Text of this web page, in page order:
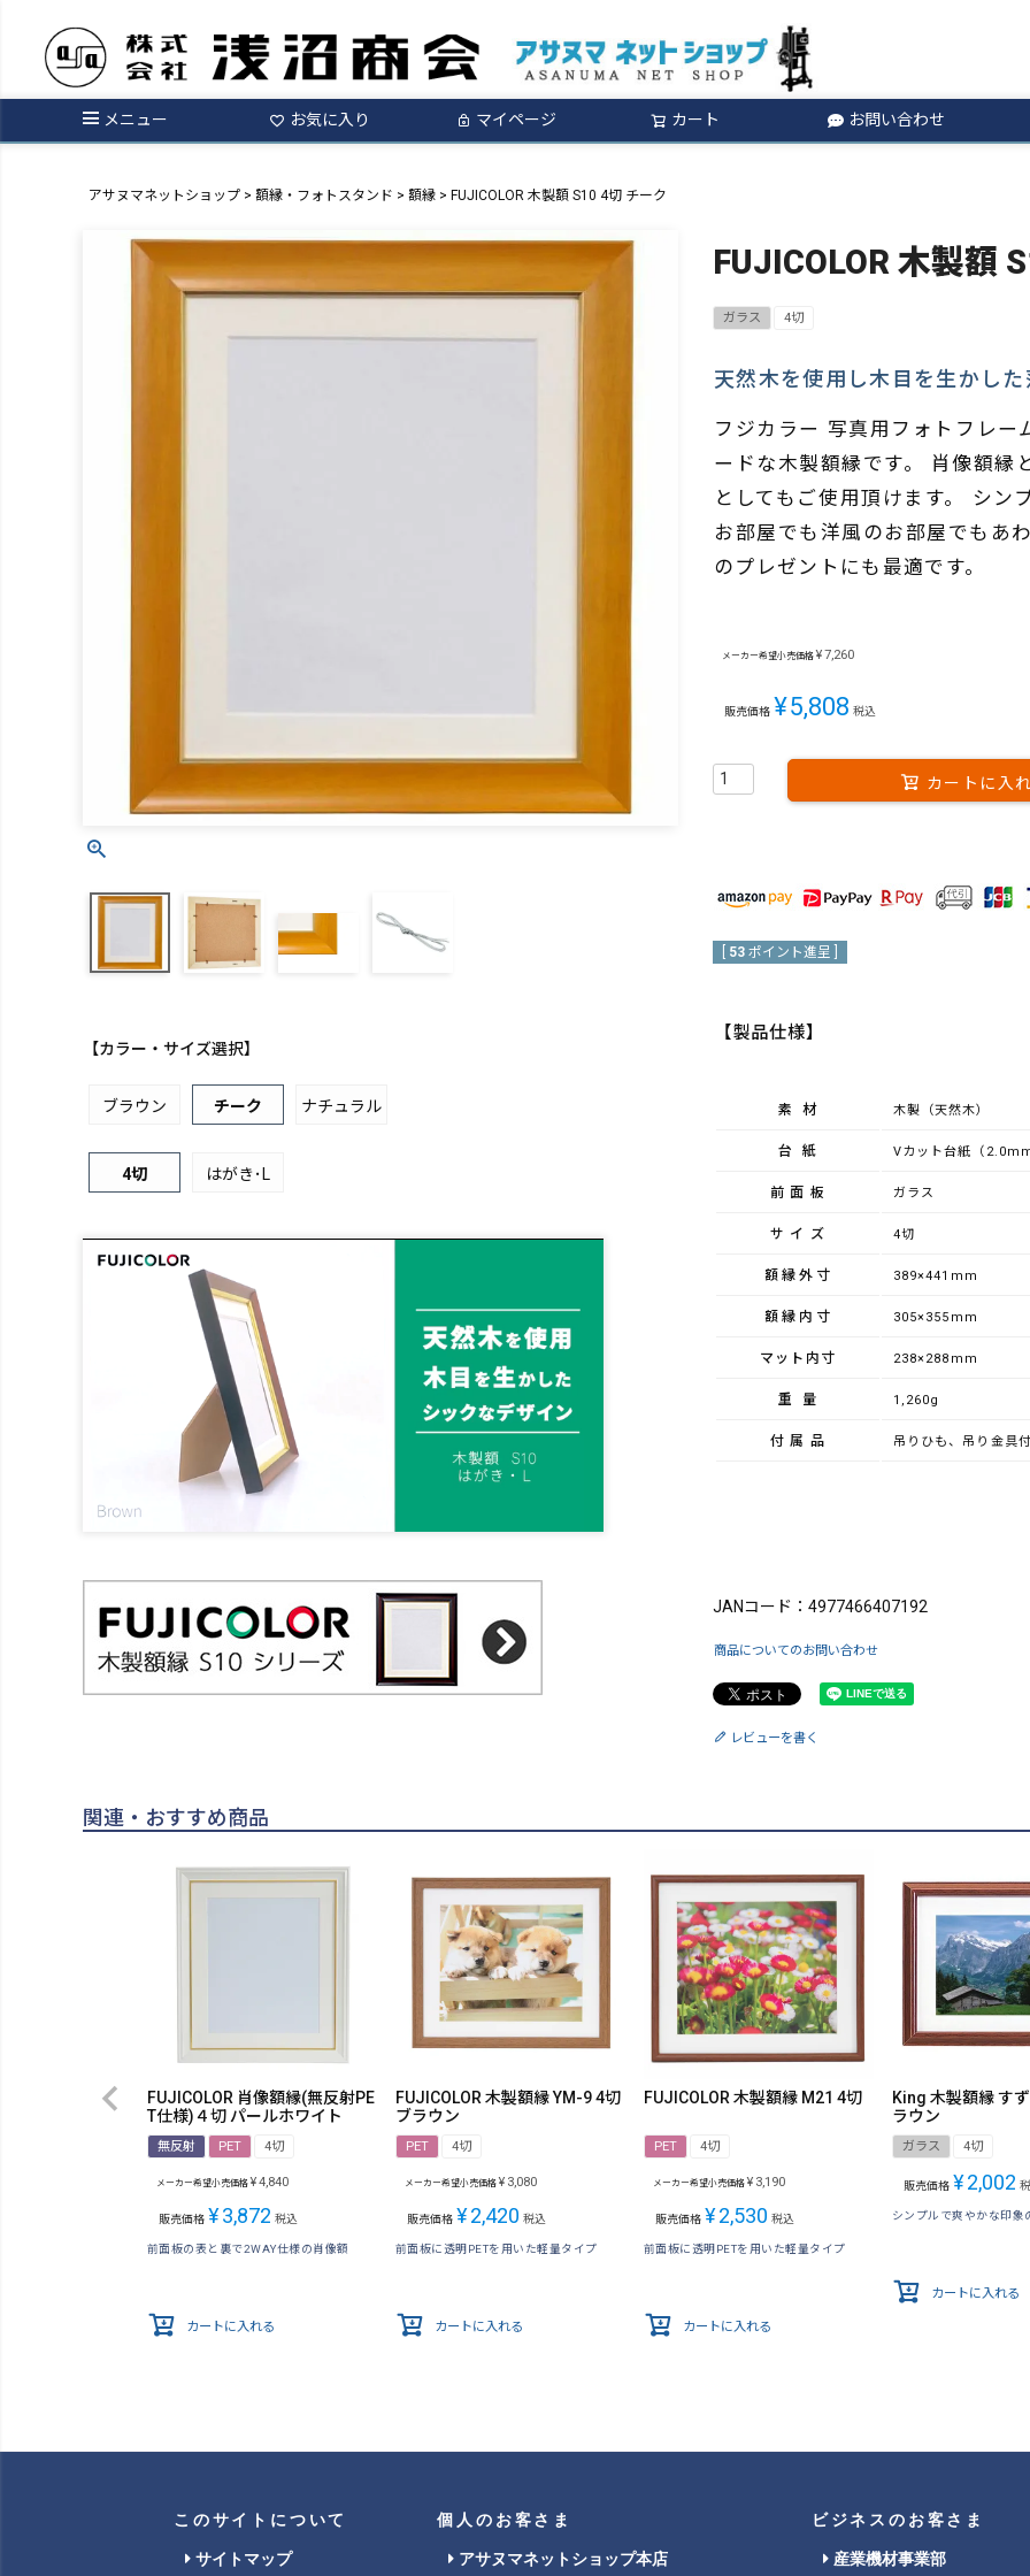
メニュー お気に入り マイページ カート お問い合わせ
検索
アサヌマネットショップ 額縁・フォトスタンド 額縁 FUJICOLOR 木製額 S10 4切 チーク
【カラー・サイズ選択】
ブラウン チーク ナチュラル
4切 はがき･L
FUJICOLOR 木製額
ガラス 4切
天然木を使用し木目を生かし
フジカラー 写真用フォトフレ
ードな木製額縁です。 肖像額縁
としてもご使用頂けます。 シン
お部屋でも洋風のお部屋でもあ
のプレゼントにも最適です。
メーカー希望小売価格 ¥7,260
販売価格 ¥5,808 税込
カートに入
53 ポイント進呈 ]
【製品仕様】
素材 木製（天然木）
台紙 Vカット台紙（
前面板 ガラス
サイズ 4切
額縁外寸 389×441mm
額縁内寸 305×355mm
マット内寸 238×288mm
重量 1,260g
付属品 吊りひも、吊り金具
JANコード：4977466407192
商品についてのお問い合わせ
レビューを書く
関連・おすすめ商品
FUJICOLOR 肖像額縁(無反射PE
T仕様)４切 パールホワイト
無反射 PET 4切
メーカー希望小売価格 ¥4,840
販売価格 ¥3,872 税込
前面板の表と裏で2WAY仕様の肖像額
カートに入れる
FUJICOLOR 木製額縁 YM-9 4切
ブラウン
PET 4切
メーカー希望小売価格 ¥ 3,080
販売価格 ¥2,420 税込
前面板に透明PETを用いた軽量タイプ
カートに入れる
FUJICOLOR 木製額縁 M21 4切
PET 4切
メーカー希望小売価格 ¥ 3,190
販売価格 ¥2,530 税込
前面板に透明PETを用いた軽量タイプ
カートに入れる
King 木製額縁 す
ラウン
ガラス 4切
販売価格 ¥2,002
シンプルで爽やかな印象
カートに入れる
このサイトについて
サイトマップ
個人のお客さま
アサヌマネットショップ本店
ビジネスのお客さま
産業機材事業部